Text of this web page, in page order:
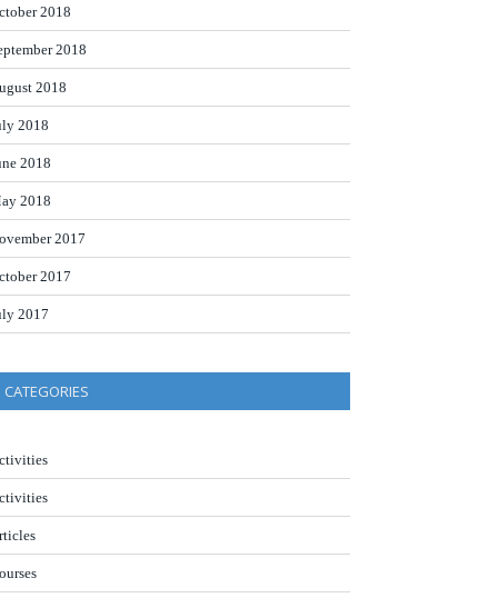
2018
2018
2018
2018
2018
2018
2017
2017
2017
CATEGORIES